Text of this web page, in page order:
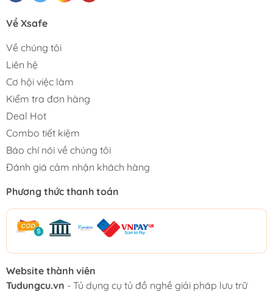
Về Xsafe
Về chúng tôi
Liên hệ
Cơ hội việc làm
Kiểm tra đơn hàng
Deal Hot
Combo tiết kiệm
Báo chí nói về chúng tôi
Đánh giá cảm nhận khách hàng
Phương thức thanh toán
Website thành viên
Tudungcu.vn - Tủ dụng cụ tủ đồ nghề giải pháp lưu trữ